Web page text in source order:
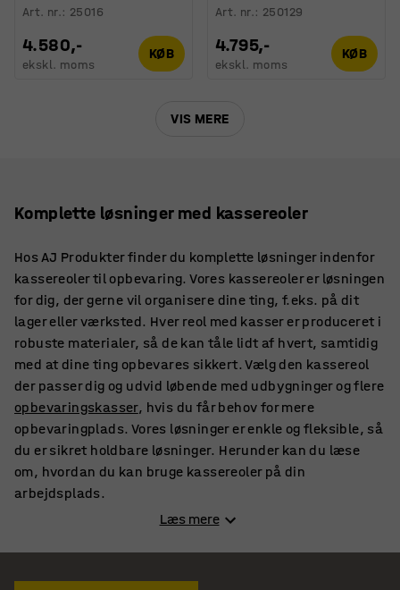
Art. nr.: 25016
4.580,-
ekskl. moms
KØB
Art. nr.: 250129
4.795,-
ekskl. moms
KØB
VIS MERE
Komplette løsninger med kassereoler
Hos AJ Produkter finder du komplette løsninger indenfor
kassereoler til opbevaring. Vores kassereoler er løsningen
for dig, der gerne vil organisere dine ting, f.eks. på dit
lager eller værksted. Hver reol med kasser er produceret i
robuste materialer, så de kan tåle lidt af hvert, samtidig
med at dine ting opbevares sikkert. Vælg den kassereol
der passer dig og udvid løbende med udbygninger og flere
opbevaringskasser, hvis du får behov for mere
opbevaringplads. Vores løsninger er enkle og fleksible, så
du er sikret holdbare løsninger. Herunder kan du læse
om, hvordan du kan bruge kassereoler på din
arbejdsplads.
og værksted
Læs mere